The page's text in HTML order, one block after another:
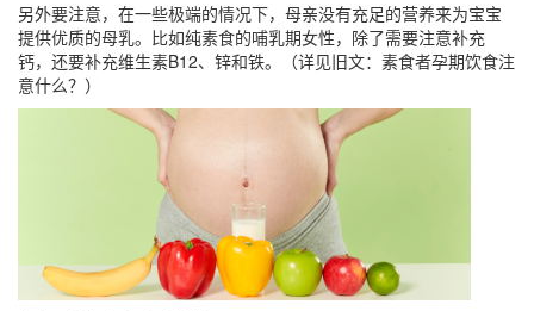
另外要注意，在一些极端的情况下，母亲没有充足的营养来为宝宝
提供优质的母乳。比如纯素食的哺乳期女性，除了需要注意补充
钙，还要补充维生素B12、锌和铁。（详见旧文：素食者孕期饮食注
意什么？）